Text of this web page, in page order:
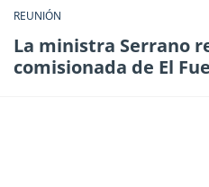
REUNIÓN
La ministra Serrano
comisionada de El